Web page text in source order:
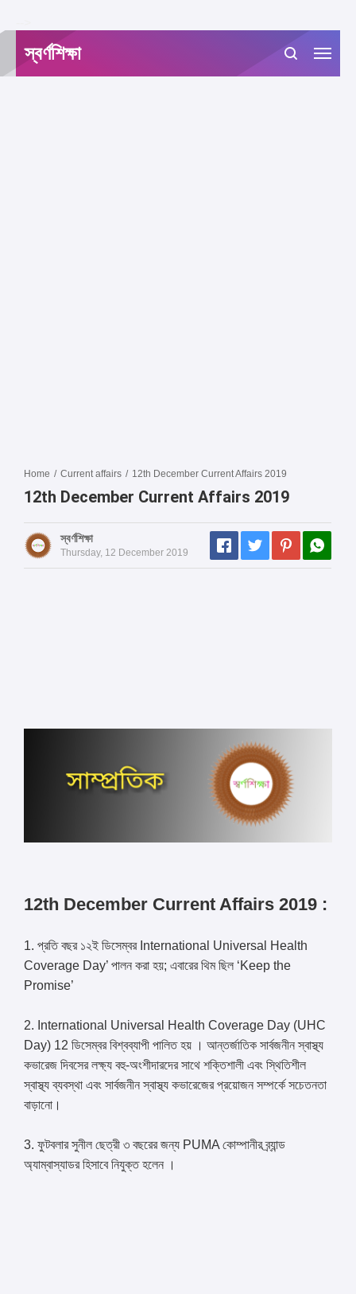
স্বর্ণশিক্ষা
Home / Current affairs / 12th December Current Affairs 2019
12th December Current Affairs 2019
স্বর্ণশিক্ষা
Thursday, 12 December 2019
12th December Current Affairs 2019 :
1. প্রতি বছর ১২ই ডিসেম্বর International Universal Health
Coverage Day’ পালন করা হয়; এবারের থিম ছিল ‘Keep the
Promise’
2. International Universal Health Coverage Day (UHC
Day) 12 ডিসেম্বর বিশ্বব্যাপী পালিত হয় । আন্তর্জাতিক সার্বজনীন স্বাস্থ্য
কভারেজ দিবসের লক্ষ্য বহু-অংশীদারদের সাথে শক্তিশালী এবং স্থিতিশীল
স্বাস্থ্য ব্যবস্থা এবং সার্বজনীন স্বাস্থ্য কভারেজের প্রয়োজন সম্পর্কে সচেতনতা
বাড়ানো।
3. ফুটবলার সুনীল ছেত্রী ৩ বছরের জন্য PUMA কোম্পানীর ব্র্যান্ড
অ্যাম্বাস্যাডর হিসাবে নিযুক্ত হলেন ।